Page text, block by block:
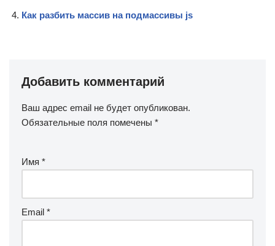
Как разбить массив на подмассивы js
Добавить комментарий
Ваш адрес email не будет опубликован.
Обязательные поля помечены *
Имя *
Email *